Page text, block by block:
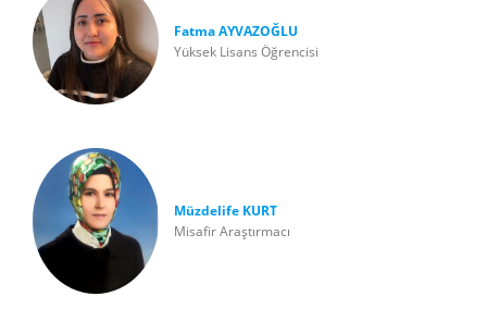
Fatma AYVAZOĞLU
Yüksek Lisans Öğrencisi
Müzdelife KURT
Misafir Araştırmacı